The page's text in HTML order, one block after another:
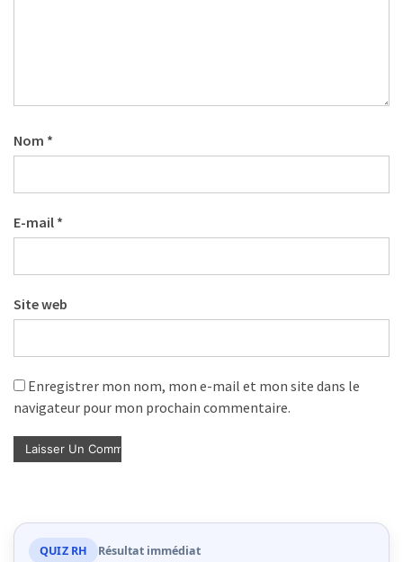
Nom *
E-mail *
Site web
Enregistrer mon nom, mon e-mail et mon site dans le
navigateur pour mon prochain commentaire.
QUIZ RH Résultat immédiat